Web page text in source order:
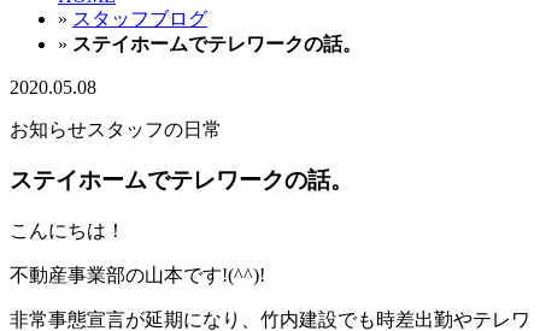
» スタッフブログ
» ステイホームでテレワークの話。
2020.05.08
お知らせスタッフの日常
ステイホームでテレワークの話。
こんにちは！
不動産事業部の山本です!(^^)!
非常事態宣言が延期になり、竹内建設でも時差出勤やテレワ